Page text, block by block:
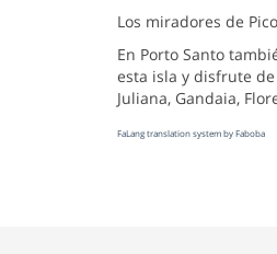
Los miradores de
En Porto Santo
esta isla y disfrute
Juliana, Gandaia,
FaLang translation system by Faboba